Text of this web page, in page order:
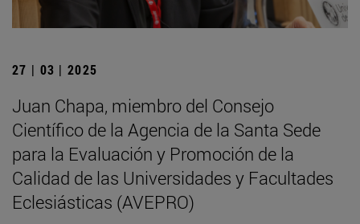
27 | 03 | 2025
Juan Chapa, miembro del Consejo
Científico de la Agencia de la Santa Sede
para la Evaluación y Promoción de la
Calidad de las Universidades y Facultades
Eclesiásticas (AVEPRO)